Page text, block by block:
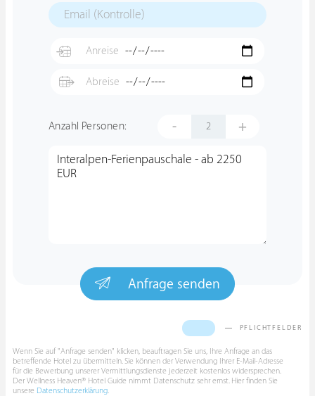
Anzahl Personen: - +
Anfrage senden
PFLICHTFELDER
Wenn Sie auf "Anfrage senden" klicken, beauftragen Sie uns, Ihre Anfrage an das
betreffende Hotel zu übermitteln. Sie können der Verwendung Ihrer E-Mail-Adresse
für die Bewerbung unserer Vermittlungsdienste jederzeit kostenlos widersprechen.
Der Wellness Heaven® Hotel Guide nimmt Datenschutz sehr ernst. Hier finden Sie
unsere Datenschutzerklärung.